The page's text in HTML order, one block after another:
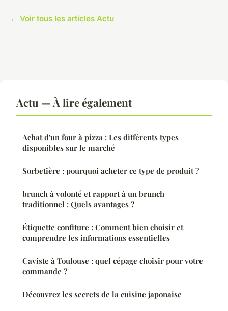
← Voir tous les articles Actu
Actu — À lire également
Achat d'un four à pizza : Les différents types
disponibles sur le marché
Sorbetière : pourquoi acheter ce type de produit ?
brunch à volonté et rapport à un brunch
traditionnel : Quels avantages ?
Étiquette confiture : Comment bien choisir et
comprendre les informations essentielles
Caviste à Toulouse : quel cépage choisir pour votre
commande ?
Découvrez les secrets de la cuisine japonaise